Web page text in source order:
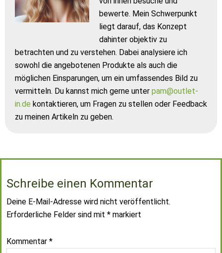
bewerte. Mein Schwerpunkt
liegt darauf, das Konzept
dahinter objektiv zu
betrachten und zu verstehen. Dabei analysiere ich
sowohl die angebotenen Produkte als auch die
möglichen Einsparungen, um ein umfassendes Bild zu
vermitteln. Du kannst mich gerne unter pam@outlet-
in.de kontaktieren, um Fragen zu stellen oder Feedback
zu meinen Artikeln zu geben.
Schreibe einen Kommentar
Deine E-Mail-Adresse wird nicht veröffentlicht.
Erforderliche Felder sind mit * markiert
Kommentar *